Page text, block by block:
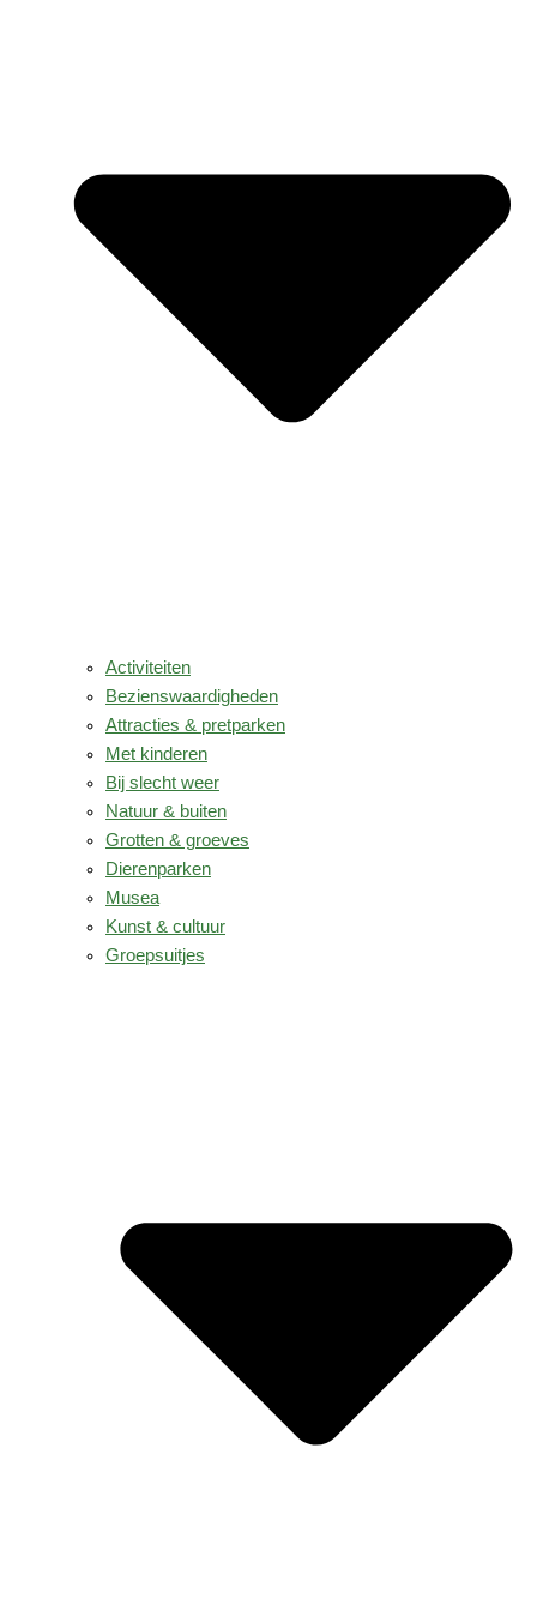
Activiteiten
Bezienswaardigheden
Attracties & pretparken
Met kinderen
Bij slecht weer
Natuur & buiten
Grotten & groeves
Dierenparken
Musea
Kunst & cultuur
Groepsuitjes